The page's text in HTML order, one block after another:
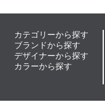
カテゴリーから探す
ブランドから探す
デザイナーから探す
カラーから探す